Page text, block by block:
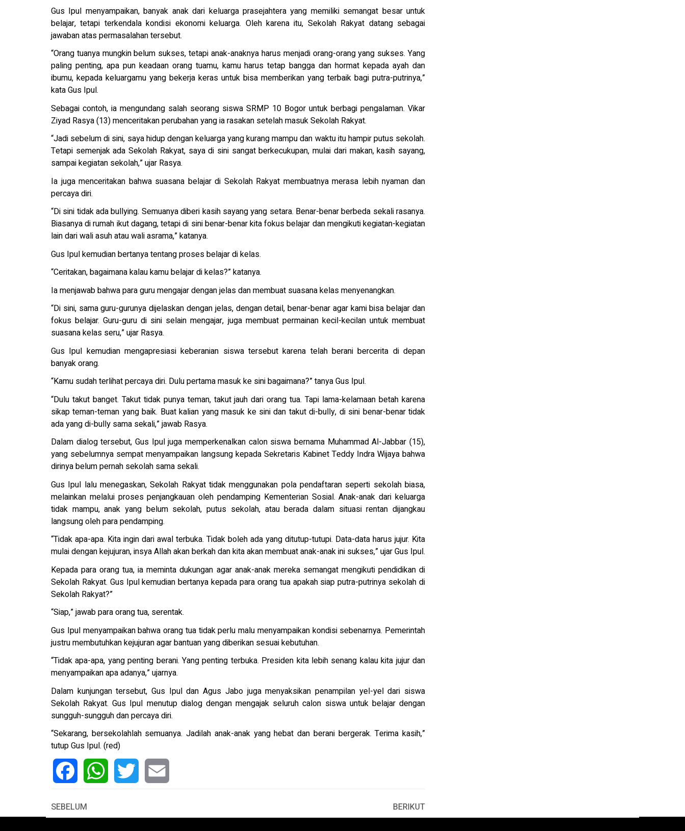
Gus Ipul menyampaikan, banyak anak dari keluarga prasejahtera yang memiliki semangat besar untuk
belajar, tetapi terkendala kondisi ekonomi keluarga. Oleh karena itu, Sekolah Rakyat datang sebagai
jawaban atas permasalahan tersebut.
“Orang tuanya mungkin belum sukses, tetapi anak-anaknya harus menjadi orang-orang yang sukses. Yang
paling penting, apa pun keadaan orang tuamu, kamu harus tetap bangga dan hormat kepada ayah dan
ibumu, kepada keluargamu yang bekerja keras untuk bisa memberikan yang terbaik bagi putra-putrinya,”
kata Gus Ipul.
Sebagai contoh, ia mengundang salah seorang siswa SRMP 10 Bogor untuk berbagi pengalaman. Vikar
Ziyad Rasya (13) menceritakan perubahan yang ia rasakan setelah masuk Sekolah Rakyat.
“Jadi sebelum di sini, saya hidup dengan keluarga yang kurang mampu dan waktu itu hampir putus sekolah.
Tetapi semenjak ada Sekolah Rakyat, saya di sini sangat berkecukupan, mulai dari makan, kasih sayang,
sampai kegiatan sekolah,” ujar Rasya.
Ia juga menceritakan bahwa suasana belajar di Sekolah Rakyat membuatnya merasa lebih nyaman dan
percaya diri.
“Di sini tidak ada bullying. Semuanya diberi kasih sayang yang setara. Benar-benar berbeda sekali rasanya.
Biasanya di rumah ikut dagang, tetapi di sini benar-benar kita fokus belajar dan mengikuti kegiatan-kegiatan
lain dari wali asuh atau wali asrama,” katanya.
Gus Ipul kemudian bertanya tentang proses belajar di kelas.
“Ceritakan, bagaimana kalau kamu belajar di kelas?” katanya.
Ia menjawab bahwa para guru mengajar dengan jelas dan membuat suasana kelas menyenangkan.
“Di sini, sama guru-gurunya dijelaskan dengan jelas, dengan detail, benar-benar agar kami bisa belajar dan
fokus belajar. Guru-guru di sini selain mengajar, juga membuat permainan kecil-kecilan untuk membuat
suasana kelas seru,” ujar Rasya.
Gus Ipul kemudian mengapresiasi keberanian siswa tersebut karena telah berani bercerita di depan
banyak orang.
“Kamu sudah terlihat percaya diri. Dulu pertama masuk ke sini bagaimana?” tanya Gus Ipul.
“Dulu takut banget. Takut tidak punya teman, takut jauh dari orang tua. Tapi lama-kelamaan betah karena
sikap teman-teman yang baik. Buat kalian yang masuk ke sini dan takut di-bully, di sini benar-benar tidak
ada yang di-bully sama sekali,” jawab Rasya.
Dalam dialog tersebut, Gus Ipul juga memperkenalkan calon siswa bernama Muhammad Al-Jabbar (15),
yang sebelumnya sempat menyampaikan langsung kepada Sekretaris Kabinet Teddy Indra Wijaya bahwa
dirinya belum pernah sekolah sama sekali.
Gus Ipul lalu menegaskan, Sekolah Rakyat tidak menggunakan pola pendaftaran seperti sekolah biasa,
melainkan melalui proses penjangkauan oleh pendamping Kementerian Sosial. Anak-anak dari keluarga
tidak mampu, anak yang belum sekolah, putus sekolah, atau berada dalam situasi rentan dijangkau
langsung oleh para pendamping.
“Tidak apa-apa. Kita ingin dari awal terbuka. Tidak boleh ada yang ditutup-tutupi. Data-data harus jujur. Kita
mulai dengan kejujuran, insya Allah akan berkah dan kita akan membuat anak-anak ini sukses,” ujar Gus Ipul.
Kepada para orang tua, ia meminta dukungan agar anak-anak mereka semangat mengikuti pendidikan di
Sekolah Rakyat. Gus Ipul kemudian bertanya kepada para orang tua apakah siap putra-putrinya sekolah di
Sekolah Rakyat?”
“Siap,” jawab para orang tua, serentak.
Gus Ipul menyampaikan bahwa orang tua tidak perlu malu menyampaikan kondisi sebenarnya. Pemerintah
justru membutuhkan kejujuran agar bantuan yang diberikan sesuai kebutuhan.
“Tidak apa-apa, yang penting berani. Yang penting terbuka. Presiden kita lebih senang kalau kita jujur dan
menyampaikan apa adanya,” ujarnya.
Dalam kunjungan tersebut, Gus Ipul dan Agus Jabo juga menyaksikan penampilan yel-yel dari siswa
Sekolah Rakyat. Gus Ipul menutup dialog dengan mengajak seluruh calon siswa untuk belajar dengan
sungguh-sungguh dan percaya diri.
“Sekarang, bersekolahlah semuanya. Jadilah anak-anak yang hebat dan berani bergerak. Terima kasih,”
tutup Gus Ipul. (red)
SEBELUM
BERIKUT